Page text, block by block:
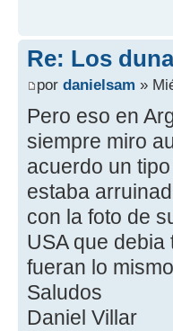
Re: Los
por danielsam »
Pero eso en
siempre miro
acuerdo un
estaba
con la foto de
USA que
fueran lo
Saludos
Daniel Villar